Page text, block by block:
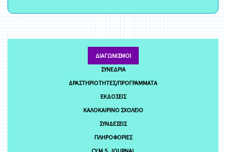
ΔΙΑΓΩΝΙΣΜΟΊ
ΣΥΝΈΔΡΙΑ
ΔΡΑΣΤΗΡΙΌΤΗΤΕΣ/ΠΡΟΓΡΆΜΜΑΤΑ
ΕΚΔΌΣΕΙΣ
ΚΑΛΟΚΑΙΡΙΝΌ ΣΧΟΛΕΊΟ
ΣΥΝΔΈΣΕΙΣ
ΠΛΗΡΟΦΟΡΊΕΣ